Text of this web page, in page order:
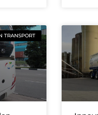
TRANSPORT